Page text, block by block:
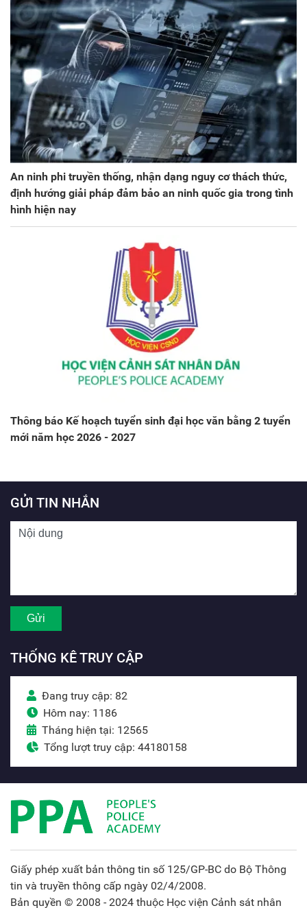
An ninh phi truyền thống, nhận dạng nguy cơ thách thức,
định hướng giải pháp đảm bảo an ninh quốc gia trong tình
hình hiện nay
Thông báo Kế hoạch tuyển sinh đại học văn bằng 2 tuyển
mới năm học 2026 - 2027
GỬI TIN NHẮN
THỐNG KÊ TRUY CẬP
Đang truy cập: 82
Hôm nay: 1186
Tháng hiện tại: 12565
Tổng lượt truy cập: 44180158
Giấy phép xuất bản thông tin số 125/GP-BC do Bộ Thông
tin và truyền thông cấp ngày 02/4/2008.
Bản quyền © 2008 - 2024 thuộc Học viện Cảnh sát nhân